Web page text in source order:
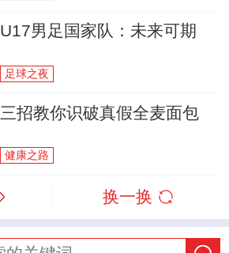
U17男足国家队：未来可期
足球之夜
三招教你识破真假全麦面包
健康之路
换一换